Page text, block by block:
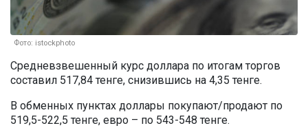
Фото: istockphoto
Средневзвешенный курс доллара по итогам торгов
составил 517,84 тенге, снизившись на 4,35 тенге.
В обменных пунктах доллары покупают/продают по
519,5-522,5 тенге, евро – по 543-548 тенге.